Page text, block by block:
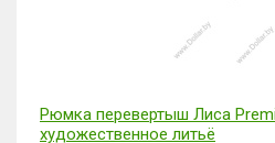
Рюмка перевертыш Лиса
художественное литьё